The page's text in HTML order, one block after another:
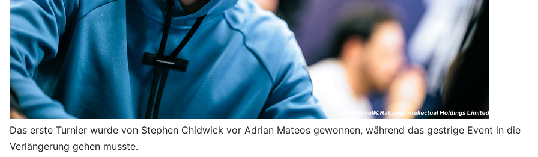
Das erste Turnier wurde von Stephen Chidwick vor Adrian Mateos gewonnen, während das gestrige Event in die
Verlängerung gehen musste.